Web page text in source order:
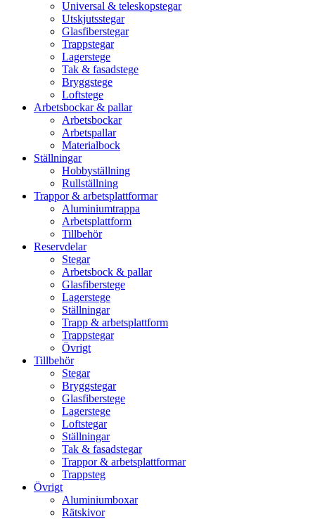
Universal & teleskopstegar
Utskjutsstegar
Glasfiberstegar
Trappstegar
Lagerstege
Tak & fasadstege
Bryggstege
Loftstege
Arbetsbockar & pallar
Arbetsbockar
Arbetspallar
Materialbock
Ställningar
Hobbyställning
Rullställning
Trappor & arbetsplattformar
Aluminiumtrappa
Arbetsplattform
Tillbehör
Reservdelar
Stegar
Arbetsbock & pallar
Glasfiberstege
Lagerstege
Ställningar
Trapp & arbetsplattform
Trappstegar
Övrigt
Tillbehör
Stegar
Bryggstegar
Glasfiberstege
Lagerstege
Loftstegar
Ställningar
Tak & fasadstegar
Trappor & arbetsplattformar
Trappsteg
Övrigt
Aluminiumboxar
Rätskivor